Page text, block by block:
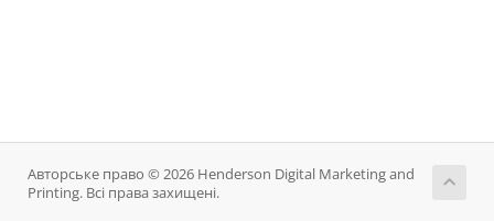
Авторське право © 2026 Henderson Digital Marketing and
Printing. Всі права захищені.